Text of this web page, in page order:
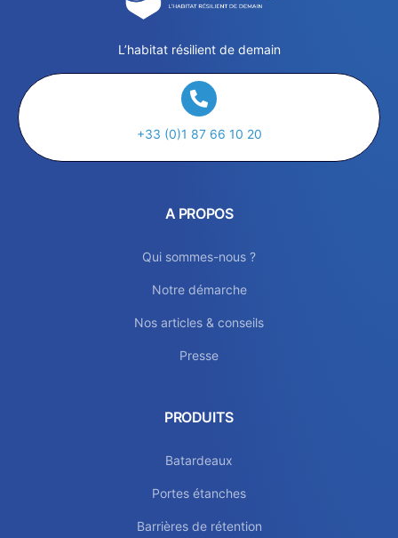
L’habitat résilient de demain
+33 (0)1 87 66 10 20
A PROPOS
Qui sommes-nous ?
Notre démarche
Nos articles & conseils
Presse
PRODUITS
Batardeaux
Portes étanches
Barrières de rétention